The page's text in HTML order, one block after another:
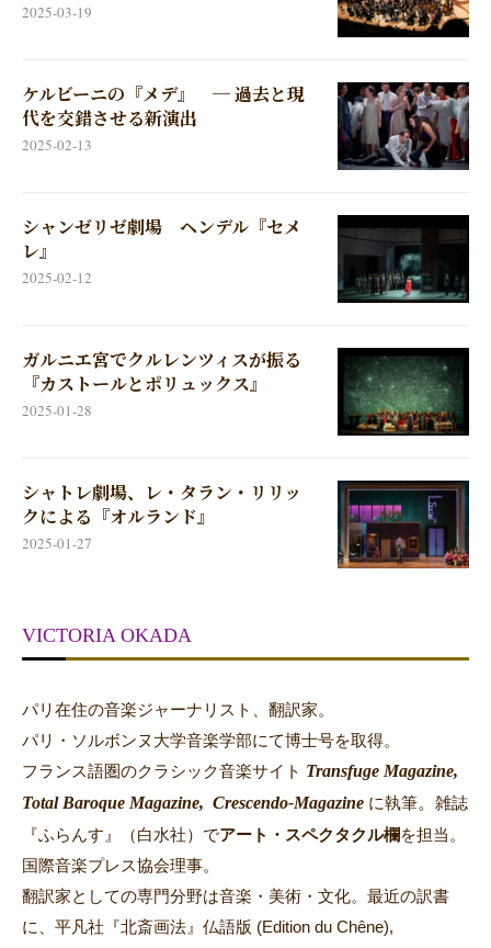
2025-03-19
ケルビーニの『メデ』 ─ 過去と現
代を交錯させる新演出
2025-02-13
シャンゼリゼ劇場 ヘンデル『セメ
レ』
2025-02-12
ガルニエ宮でクルレンツィスが振る
『カストールとポリュックス』
2025-01-28
シャトレ劇場、レ・タラン・リリッ
クによる『オルランド』
2025-01-27
VICTORIA OKADA
パリ在住の音楽ジャーナリスト、翻訳家。
パリ・ソルボンヌ大学音楽学部にて博士号を取得。
フランス語圏のクラシック音楽サイト Transfuge Magazine,
Total Baroque Magazine, Crescendo-Magazine に執筆。 雑誌
『ふらんす』（白水社）でアート・スペクタクル欄を担当。
国際音楽プレス協会理事。
翻訳家としての専門分野は音楽・美術・文化。最近の訳書
に、平凡社『北斎画法』仏語版 (Edition du Chêne),